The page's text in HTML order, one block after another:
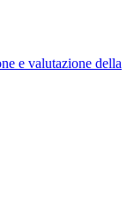
e valutazione della